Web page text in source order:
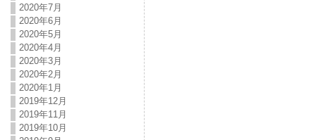
2020年7月
2020年6月
2020年5月
2020年4月
2020年3月
2020年2月
2020年1月
2019年12月
2019年11月
2019年10月